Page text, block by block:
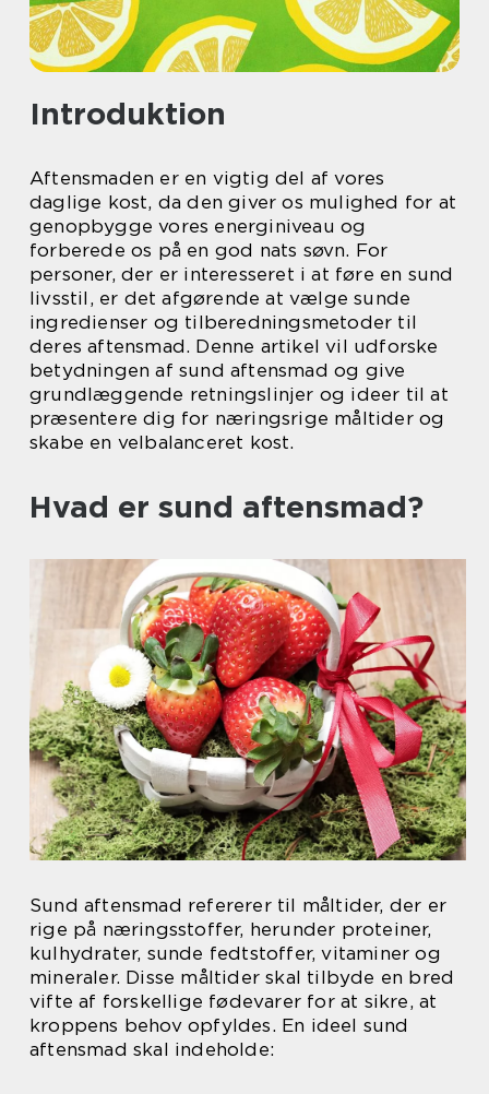
Introduktion
Aftensmaden er en vigtig del af vores
daglige kost, da den giver os mulighed for at
genopbygge vores energiniveau og
forberede os på en god nats søvn. For
personer, der er interesseret i at føre en sund
livsstil, er det afgørende at vælge sunde
ingredienser og tilberedningsmetoder til
deres aftensmad. Denne artikel vil udforske
betydningen af sund aftensmad og give
grundlæggende retningslinjer og ideer til at
præsentere dig for næringsrige måltider og
skabe en velbalanceret kost.
Hvad er sund aftensmad?
Sund aftensmad refererer til måltider, der er
rige på næringsstoffer, herunder proteiner,
kulhydrater, sunde fedtstoffer, vitaminer og
mineraler. Disse måltider skal tilbyde en bred
vifte af forskellige fødevarer for at sikre, at
kroppens behov opfyldes. En ideel sund
aftensmad skal indeholde: